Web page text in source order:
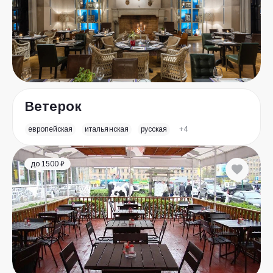
Ветерок
европейская итальянская русская +4
до 1500 ₽